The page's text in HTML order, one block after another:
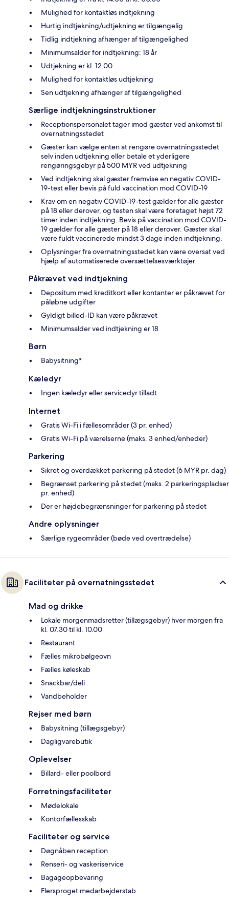
Mulighed for kontaktløs indtjekning
Hurtig indtjekning/udtjekning er tilgængelig
Tidlig indtjekning afhænger af tilgængelighed
Minimumsalder for indtjekning: 18 år
Udtjekning er kl. 12.00
Mulighed for kontaktløs udtjekning
Sen udtjekning afhænger af tilgængelighed
Særlige indtjekningsinstruktioner
Receptionspersonalet tager imod gæster ved ankomst til
overnatningsstedet
Gæster kan vælge enten at rengøre overnatningsstedet
selv inden udtjekning eller betale et yderligere
rengøringsgebyr på 500 MYR ved udtjekning
Ved indtjekning skal gæster fremvise en negativ COVID-
19-test eller bevis på fuld vaccination mod COVID-19
Krav om en negativ COVID-19-test gælder for alle gæster
på 18 eller derover, og testen skal være foretaget højst 72
timer inden indtjekning. Bevis på vaccination mod COVID-
19 gælder for alle gæster på 18 eller derover. Gæster skal
være fuldt vaccinerede mindst 3 dage inden indtjekning.
Oplysninger fra overnatningsstedet kan være oversat ved
hjælp af automatiserede oversættelsesværktøjer
Påkrævet ved indtjekning
Depositum med kreditkort eller kontanter er påkrævet for
påløbne udgifter
Gyldigt billed-ID kan være påkrævet
Minimumsalder ved indtjekning er 18
Børn
Babysitning*
Kæledyr
Ingen kæledyr eller servicedyr tilladt
Internet
Gratis Wi-Fi i fællesområder (3 pr. enhed)
Gratis Wi-Fi på værelserne (maks. 3 enhed/enheder)
Parkering
Sikret og overdækket parkering på stedet (6 MYR pr. dag)
Begrænset parkering på stedet (maks. 2 parkeringspladser
pr. enhed)
Der er højdebegrænsninger for parkering på stedet
Andre oplysninger
Særlige rygeområder (bøde ved overtrædelse)
Faciliteter på overnatningsstedet
Mad og drikke
Lokale morgenmadsretter (tillægsgebyr) hver morgen fra
kl. 07.30 til kl. 10.00
Restaurant
Fælles mikrobølgeovn
Fælles køleskab
Snackbar/deli
Vandbeholder
Rejser med børn
Babysitning (tillægsgebyr)
Dagligvarebutik
Oplevelser
Billard- eller poolbord
Forretningsfaciliteter
Mødelokale
Kontorfællesskab
Faciliteter og service
Døgnåben reception
Renseri- og vaskeriservice
Bagageopbevaring
Flersproget medarbejderstab